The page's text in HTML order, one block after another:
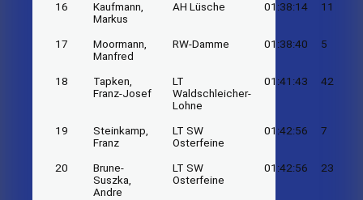
16
Kaufmann,
Markus
AH Lüsche 01:38:14 11
17
Moormann,
Manfred
RW-Damme 01:38:40 5
18
Tapken,
Franz-Josef
LT
Waldschleicher-
Lohne
01:41:43 42
19
Steinkamp,
Franz
LT SW
Osterfeine
01:42:56 7
20
Brune-
Suszka,
Andre
LT SW
Osterfeine
01:42:56 23